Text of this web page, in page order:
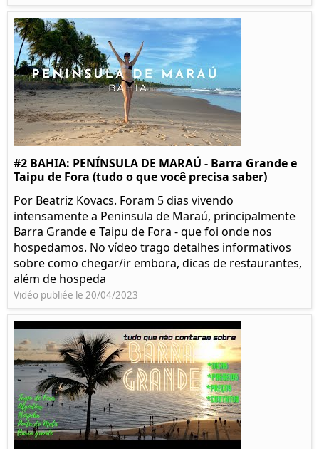
#2 BAHIA: PENÍNSULA DE MARAÚ - Barra Grande e
Taipu de Fora (tudo o que você precisa saber)
Por Beatriz Kovacs. Foram 5 dias vivendo
intensamente a Peninsula de Maraú, principalmente
Barra Grande e Taipu de Fora - que foi onde nos
hospedamos. No vídeo trago detalhes informativos
sobre como chegar/ir embora, dicas de restaurantes,
além de hospeda
Vidéo publiée le 20/04/2023